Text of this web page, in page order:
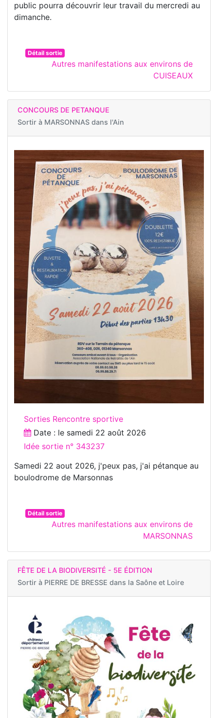
public pourra découvrir leur travail du mercredi au
dimanche.
Détail sortie
Autres manifestations aux environs de
CUISEAUX
CONCOURS DE PETANQUE
Sortir à MARSONNAS dans l'Ain
Sorties Rencontre sportive
Date : le samedi 22 août 2026
Idée sortie n° 343237
Samedi 22 aout 2026, j'peux pas, j'ai pétanque au
boulodrome de Marsonnas
Détail sortie
Autres manifestations aux environs de
MARSONNAS
FÊTE DE LA BIODIVERSITÉ - 5E ÉDITION
Sortir à PIERRE DE BRESSE dans la Saône et Loire